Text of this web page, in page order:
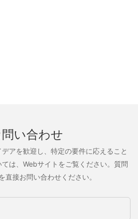
い合わせ
アを歓迎し、特定の要件に応えること
は、Webサイトをご覧ください。質問
直接お問い合わせください。